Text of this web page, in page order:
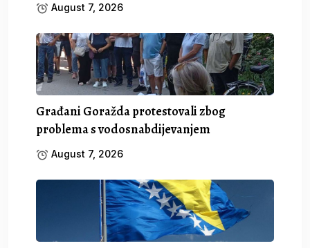
August 7, 2026
Građani Goražda protestovali zbog
problema s vodosnabdijevanjem
August 7, 2026